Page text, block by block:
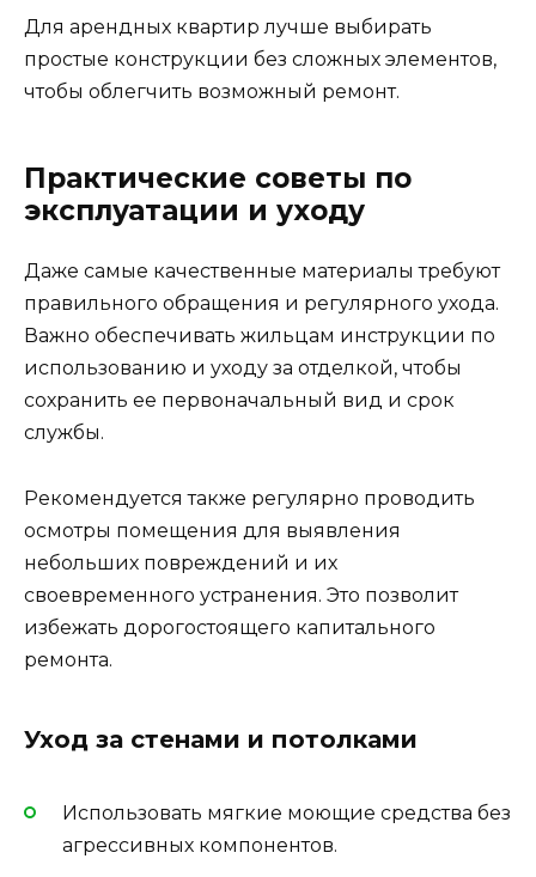
Для арендных квартир лучше выбирать
простые конструкции без сложных элементов,
чтобы облегчить возможный ремонт.
Практические советы по
эксплуатации и уходу
Даже самые качественные материалы требуют
правильного обращения и регулярного ухода.
Важно обеспечивать жильцам инструкции по
использованию и уходу за отделкой, чтобы
сохранить ее первоначальный вид и срок
службы.
Рекомендуется также регулярно проводить
осмотры помещения для выявления
небольших повреждений и их
своевременного устранения. Это позволит
избежать дорогостоящего капитального
ремонта.
Уход за стенами и потолками
Использовать мягкие моющие средства без
агрессивных компонентов.